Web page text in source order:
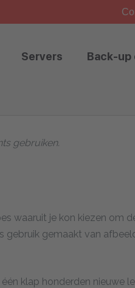
Servers Back-up
gebruiken.
waaruit je kon kiezen om
gebruik gemaakt van
klap honderden nieuwe